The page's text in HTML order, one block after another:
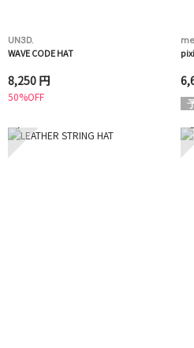
UN3D.
WAVE CODE HAT
8,250 円
50%OFF
7 8